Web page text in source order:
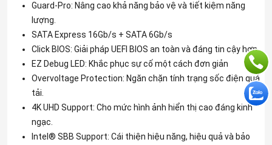
Guard-Pro: Nâng cao khả năng bảo vệ và tiết kiệm năng
lượng.
SATA Express 16Gb/s + SATA 6Gb/s
Click BIOS: Giải pháp UEFI BIOS an toàn và đáng tin cậy hơn.
EZ Debug LED: Khắc phục sự cố một cách đơn giản
Overvoltage Protection: Ngăn chặn tính trạng sốc điện quá
tải.
4K UHD Support: Cho mức hình ảnh hiển thị cao đáng kinh
ngạc.
Intel® SBB Support: Cái thiện hiệu năng, hiệu quả và bảo